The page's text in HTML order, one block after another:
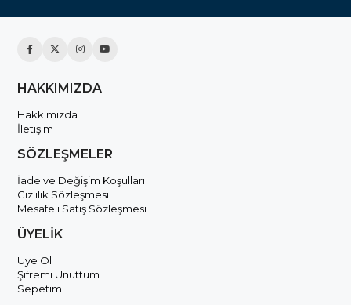
HAKKIMIZDA
Hakkımızda
İletişim
SÖZLEŞMELER
İade ve Değişim Koşulları
Gizlilik Sözleşmesi
Mesafeli Satış Sözleşmesi
ÜYELİK
Üye Ol
Şifremi Unuttum
Sepetim